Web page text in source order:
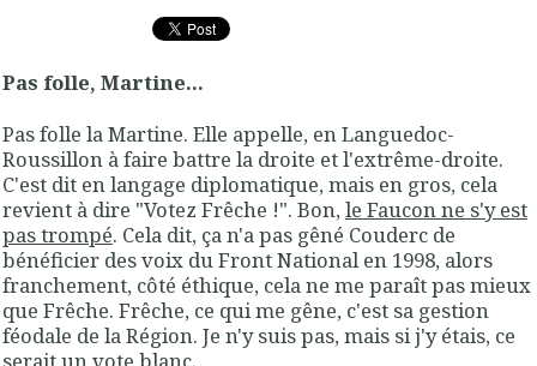
Pas folle, Martine...
Pas folle la Martine. Elle appelle, en Languedoc-
Roussillon à faire battre la droite et l'extrême-droite.
C'est dit en langage diplomatique, mais en gros, cela
revient à dire "Votez Frêche !". Bon,le Faucon ne s'y est
pas trompé. Cela dit, ça n'a pas gêné Couderc de
bénéficier des voix du Front National en 1998, alors
franchement, côté éthique, cela ne me paraît pas mieux
que Frêche. Frêche, ce qui me gêne, c'est sa gestion
féodale de la Région. Je n'y suis pas, mais si j'y étais, ce